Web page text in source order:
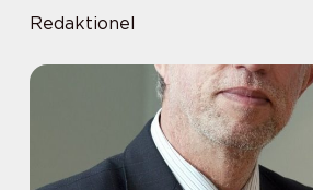
Redaktionel